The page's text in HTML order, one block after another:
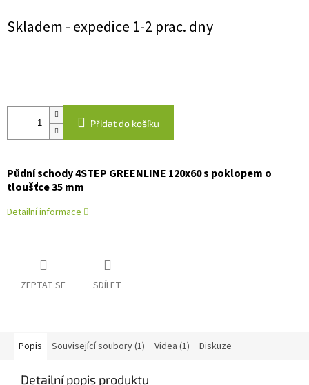
cena:
Skladem - expedice 1-2 prac. dny
Přidat do košíku
Půdní schody 4STEP GREENLINE 120x60 s poklopem o
tloušťce 35 mm
Detailní informace
ZEPTAT SE SDÍLET
Popis Související soubory (1) Videa (1) Diskuze
Detailní popis produktu